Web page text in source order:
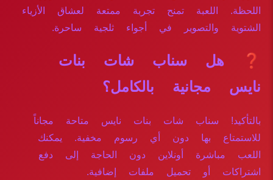
اللحظة. اللعبة تمنح تجربة ممتعة لعشاق الأزياء
الشتوية والتصوير في أجواء ثلجية ساحرة.
❓ هل سناب شات بنات
نايس مجانية بالكامل؟
بالتأكيد! سناب شات بنات نايس متاحة مجاناً
للاستمتاع بها دون أي رسوم مخفية. يمكنك
اللعب مباشرة أونلاين دون الحاجة إلى دفع
اشتراكات أو تحميل ملفات إضافية.